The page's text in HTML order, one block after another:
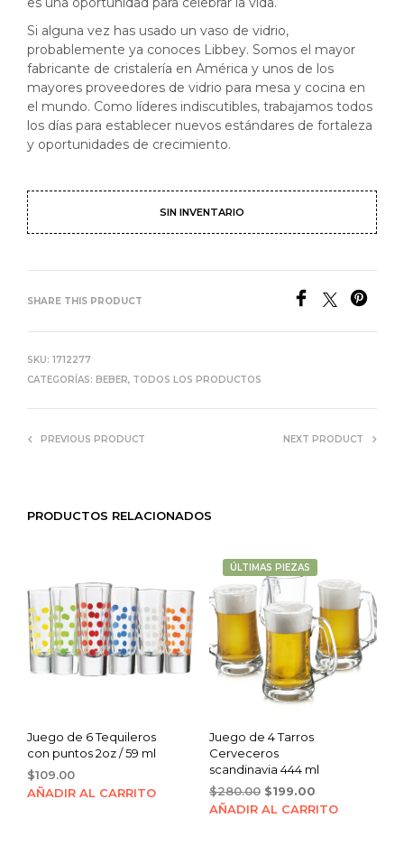
Si alguna vez has usado un vaso de vidrio,
probablemente ya conoces Libbey. Somos el mayor
fabricante de cristalería en América y unos de los
mayores proveedores de vidrio para mesa y cocina en
el mundo. Como líderes indiscutibles, trabajamos todos
los días para establecer nuevos estándares de fortaleza
y oportunidades de crecimiento.
SIN INVENTARIO
SHARE THIS PRODUCT
SKU: 1712277
CATEGORÍAS: BEBER, TODOS LOS PRODUCTOS
PREVIOUS PRODUCT NEXT PRODUCT
PRODUCTOS RELACIONADOS
Juego de 6 Tequileros
con puntos 2oz / 59 ml
$109.00
AÑADIR AL CARRITO
ÚLTIMAS PIEZAS
Juego de 4 Tarros
Cerveceros
scandinavia 444 ml
$280.00 Original
price
$199.00Current
price
AÑADIR AL CARRITO